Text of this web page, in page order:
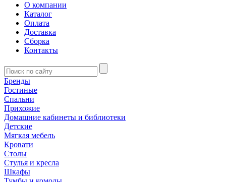
О компании
Каталог
Оплата
Доставка
Сборка
Контакты
Бренды
Гостиные
Спальни
Прихожие
Домашние кабинеты и библиотеки
Детские
Мягкая мебель
Кровати
Столы
Стулья и кресла
Шкафы